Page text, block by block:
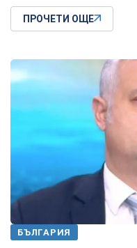
ПРОЧЕТИ ОЩЕ
БЪЛГАРИЯ